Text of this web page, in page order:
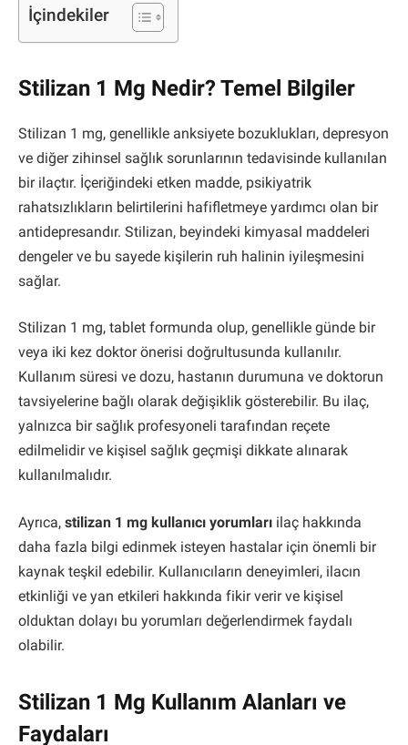
İçindekiler
Stilizan 1 Mg Nedir? Temel Bilgiler
Stilizan 1 mg, genellikle anksiyete bozuklukları, depresyon
ve diğer zihinsel sağlık sorunlarının tedavisinde kullanılan
bir ilaçtır. İçeriğindeki etken madde, psikiyatrik
rahatsızlıkların belirtilerini hafifletmeye yardımcı olan bir
antidepresandır. Stilizan, beyindeki kimyasal maddeleri
dengeler ve bu sayede kişilerin ruh halinin iyileşmesini
sağlar.
Stilizan 1 mg, tablet formunda olup, genellikle günde bir
veya iki kez doktor önerisi doğrultusunda kullanılır.
Kullanım süresi ve dozu, hastanın durumuna ve doktorun
tavsiyelerine bağlı olarak değişiklik gösterebilir. Bu ilaç,
yalnızca bir sağlık profesyoneli tarafından reçete
edilmelidir ve kişisel sağlık geçmişi dikkate alınarak
kullanılmalıdır.
Ayrıca, stilizan 1 mg kullanıcı yorumları ilaç hakkında
daha fazla bilgi edinmek isteyen hastalar için önemli bir
kaynak teşkil edebilir. Kullanıcıların deneyimleri, ilacın
etkinliği ve yan etkileri hakkında fikir verir ve kişisel
olduktan dolayı bu yorumları değerlendirmek faydalı
olabilir.
Stilizan 1 Mg Kullanım Alanları ve
Faydaları